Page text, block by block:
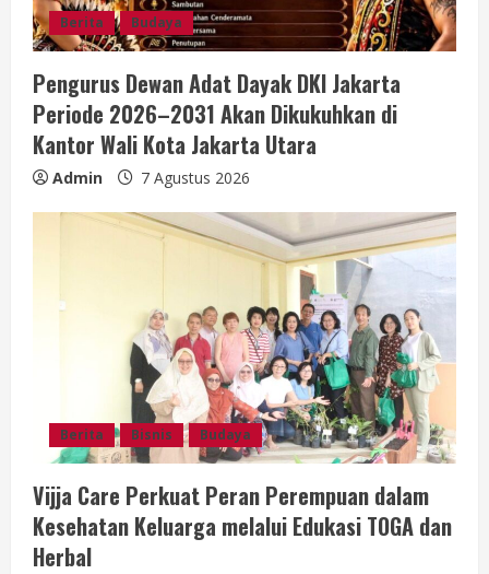
n
g
Berita Budaya
Pengurus Dewan Adat Dayak DKI Jakarta
Periode 2026–2031 Akan Dikukuhkan di
Kantor Wali Kota Jakarta Utara
Admin 7 Agustus 2026
Berita Bisnis Budaya
Vijja Care Perkuat Peran Perempuan dalam
Kesehatan Keluarga melalui Edukasi TOGA dan
Herbal